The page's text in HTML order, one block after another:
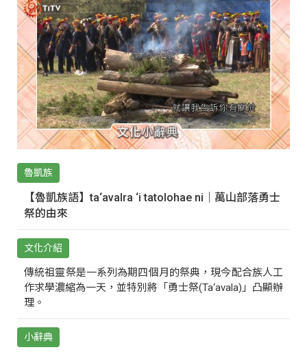
魯凱族
【魯凱族語】ta‘avalra ‘i tatolohae ni｜萬山部落勇士
祭的由來
文化介紹
傳統祖靈祭是一系列為期四個月的祭典，現今配合族人工
作求學濃縮為一天，並特別將「勇士祭(Ta‘avala)」凸顯辦
理。
小辭典